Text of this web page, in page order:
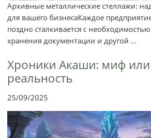
Архивные металлические стеллажи:
для вашего бизнесаКаждое
поздно сталкивается с
хранения документации и другой ...
Хроники Акаши: миф или
реальность
25/09/2025